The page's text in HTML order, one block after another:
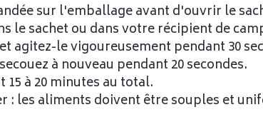
sur l'emballage avant d'ouvrir le
le sachet ou dans votre récipient de
agitez-le vigoureusement pendant 30
à nouveau pendant 20 secondes.
15 à 20 minutes au total.
: les aliments doivent être souples et